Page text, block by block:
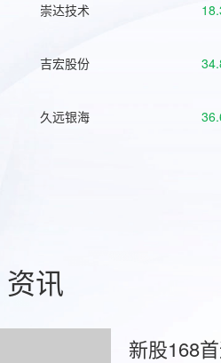
崇达技术
吉宏股份
久远银海
资讯
新股168